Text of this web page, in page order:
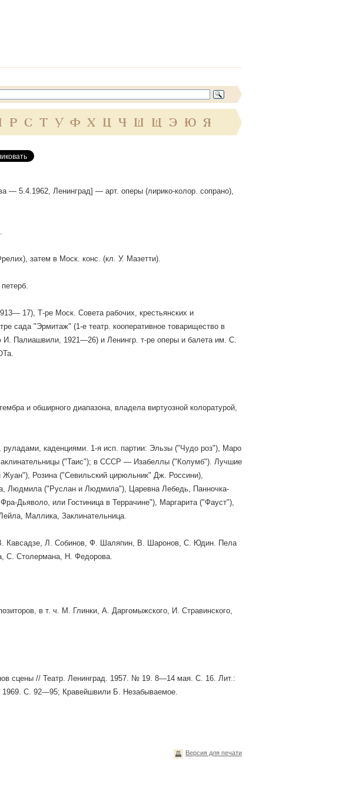
Р С Т У Ф Х Ц Ч Ш Щ Э Ю Я
— 5.4.1962, Ленинград] — арт. оперы (лирико-колор. сопрано),
затем в Моск. конс. (кл. У. Мазетти).
17), Т-ре Моск. Совета рабочих, крестьянских и
сада "Эрмитаж" (1-е театр. кооперативное товарищество в
Палиашвили, 1921—26) и Ленингр. т-ре оперы и балета им. С.
и обширного диапазона, владела виртуозной колоратурой,
каденциями. 1-я исп. партии: Эльзы ("Чудо роз"), Маро
("Таис"); в СССР — Изабеллы ("Колумб"). Лучшие
Розина ("Севильский цирюльник" Дж. Россини),
Людмила ("Руслан и Людмила"), Царевна Лебедь, Панночка-
Дьяволо, или Гостиница в Террачине"), Маргарита ("Фауст"),
Маллика, Заклинательница.
Кавсадзе, Л. Собинов, Ф. Шаляпин, В. Шаронов, С. Юдин. Пела
С. Столермана, Н. Федорова.
в т. ч. М. Глинки, А. Даргомыжского, И. Стравинского,
сцены // Театр. Ленинград. 1957. № 19. 8—14 мая. С. 16. Лит.:
С. 92—95; Кравейшвили Б. Незабываемое.
Версия для печати